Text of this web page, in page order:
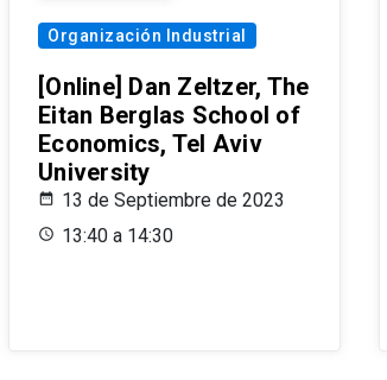
Organización Industrial
[Online] Dan Zeltzer, The
Eitan Berglas School of
Economics, Tel Aviv
University
13 de Septiembre de 2023
13:40 a 14:30